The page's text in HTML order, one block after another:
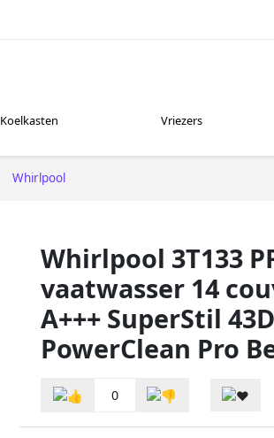
Koelkasten Vriezers
Whirlpool
Whirlpool 3T133
vaatwasser 14
A+++ SuperStil
PowerClean Pro
0